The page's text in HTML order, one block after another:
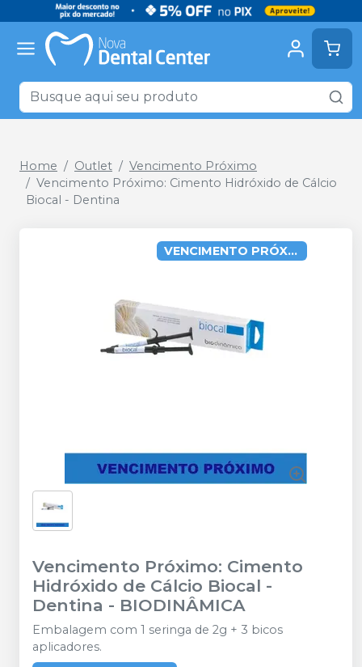
Home Outlet
Vencimento Próximo
Vencimento Próximo: Cimento Hidróxido de Cálcio
Biocal - Dentina
VENCIMENTO PRÓXIMO
Vencimento Próximo: Cimento
Hidróxido de Cálcio Biocal -
Dentina - BIODINÂMICA
Embalagem com 1 seringa de 2g + 3 bicos
aplicadores.